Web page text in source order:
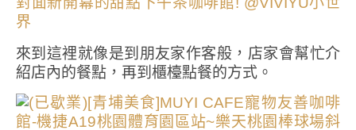
來到這裡就像是到朋友家作客般，店家會幫忙介
紹店內的餐點，再到櫃檯點餐的方式。